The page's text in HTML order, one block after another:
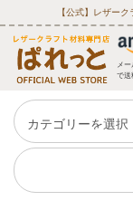
【公式】レザー
メ
で送